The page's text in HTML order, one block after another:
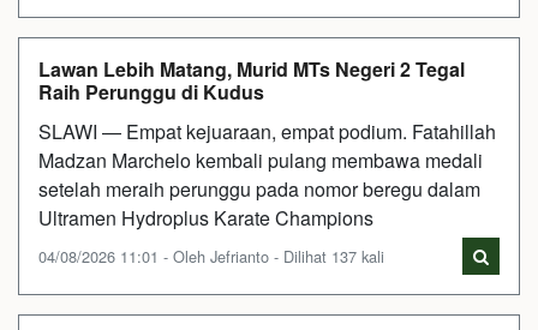
Lawan Lebih Matang, Murid MTs Negeri 2 Tegal
Raih Perunggu di Kudus
SLAWI — Empat kejuaraan, empat podium. Fatahillah
Madzan Marchelo kembali pulang membawa medali
setelah meraih perunggu pada nomor beregu dalam
Ultramen Hydroplus Karate Champions
04/08/2026 11:01 - Oleh Jefrianto - Dilihat 137 kali